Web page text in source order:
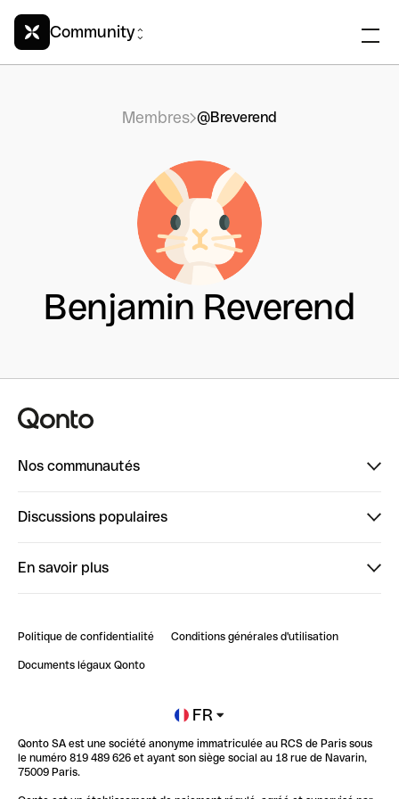
Community
Membres @Breverend
Benjamin Reverend
Nos communautés
ClubQonto
Discussions populaires
Impact de l'IA sur les carrières/productivité
En savoir plus
Blog
Newsroom
Glossaire finance
Politique de confidentialité Conditions générales d'utilisation
Documents légaux Qonto
FR
Qonto SA est une société anonyme immatriculée au RCS de Paris sous
le numéro 819 489 626 et ayant son siège social au 18 rue de Navarin,
75009 Paris.